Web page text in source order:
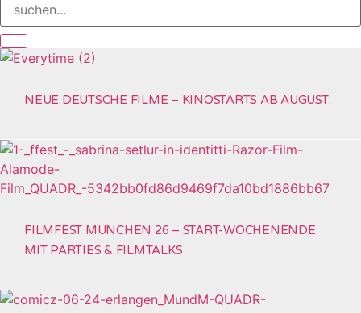
NEUE DEUTSCHE FILME – KINOSTARTS AB AUGUST
FILMFEST MÜNCHEN 26 – START-WOCHENENDE
MIT PARTIES & FILMTALKS